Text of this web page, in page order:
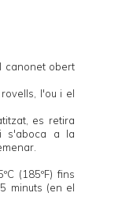
canonet obert
l'ou i el
es retira
s'aboca a la
(185ºF) fins
minuts (en el